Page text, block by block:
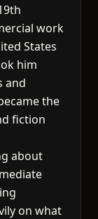
work
States
him
and
the
fiction
about
on what